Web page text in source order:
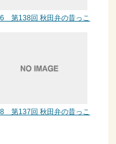
第138回 秋田弁の昔っこ
第137回 秋田弁の昔っこ